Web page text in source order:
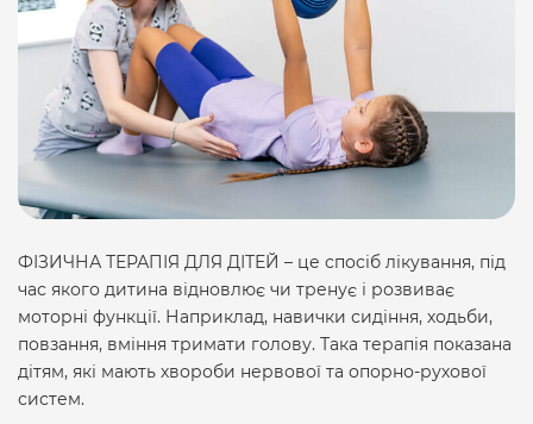
ФІЗИЧНА ТЕРАПІЯ ДЛЯ ДІТЕЙ – це спосіб лікування, під
час якого дитина відновлює чи тренує і розвиває
моторні функції. Наприклад, навички сидіння, ходьби,
повзання, вміння тримати голову. Така терапія показана
дітям, які мають хвороби нервової та опорно-рухової
систем.